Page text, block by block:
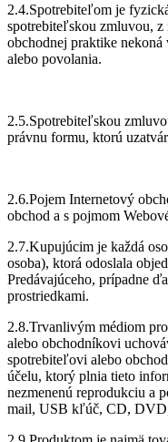
2.4.Spotrebiteľom je
spotrebiteľskou zmluvou,
obchodnej praktike
alebo povolania.
2.5.Spotrebiteľskou
právnu formu, ktorú
2.6.Pojem Internetový
obchod a s pojmom
2.7.Kupujúcim je každá
osoba), ktorá odoslala
Predávajúceho, prípadne
prostriedkami.
2.8.Trvanlivým médiom
alebo obchodníkovi
spotrebiteľovi alebo
účelu, ktorý plnia tieto
nezmenenú reprodukciu a
mail, USB kľúč, CD, DVD,